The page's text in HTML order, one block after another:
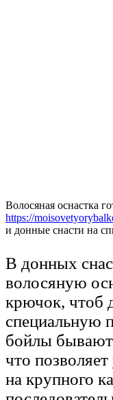
Волосяная оснастка
https://
и донные снасти на
В донных
волосяную
крючок, чтоб
специальную
бойлы бывают
что
на крупного